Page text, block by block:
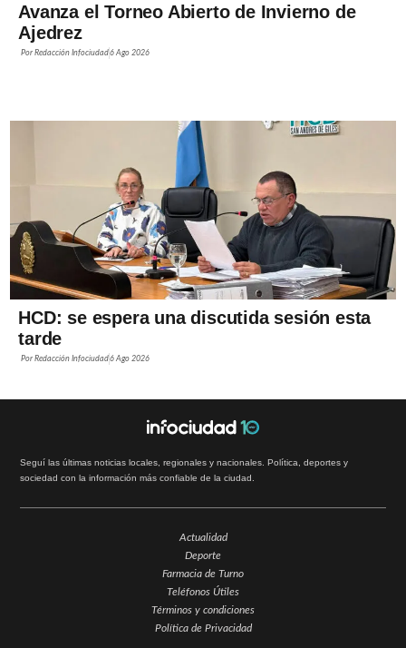
Avanza el Torneo Abierto de Invierno de
Ajedrez
PorRedacción Infociudad6 Ago 2026
HCD: se espera una discutida sesión esta
tarde
PorRedacción Infociudad6 Ago 2026
Seguí las últimas noticias locales, regionales y nacionales. Política, deportes y
sociedad con la información más confiable de la ciudad.
Actualidad
Deporte
Farmacia de Turno
Teléfonos Útiles
Términos y condiciones
Política de Privacidad